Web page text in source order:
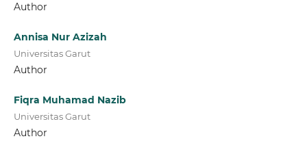
Author
Annisa Nur Azizah
Universitas Garut
Author
Fiqra Muhamad Nazib
Universitas Garut
Author